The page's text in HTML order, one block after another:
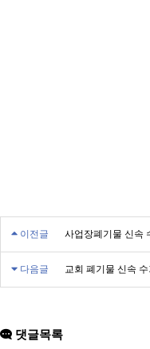
이전글 사업장폐기물 신속
다음글 교회 폐기물 신속
댓글목록